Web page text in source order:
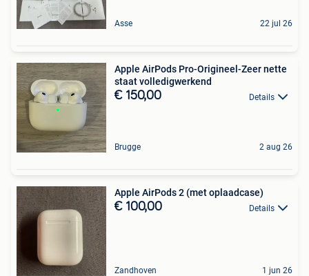
Asse 22 jul 26
Apple AirPods Pro-Origineel-Zeer nette
staat volledigwerkend
€ 150,00 Details
Brugge 2 aug 26
Apple AirPods 2 (met oplaadcase)
€ 100,00 Details
Zandhoven 1 jun 26